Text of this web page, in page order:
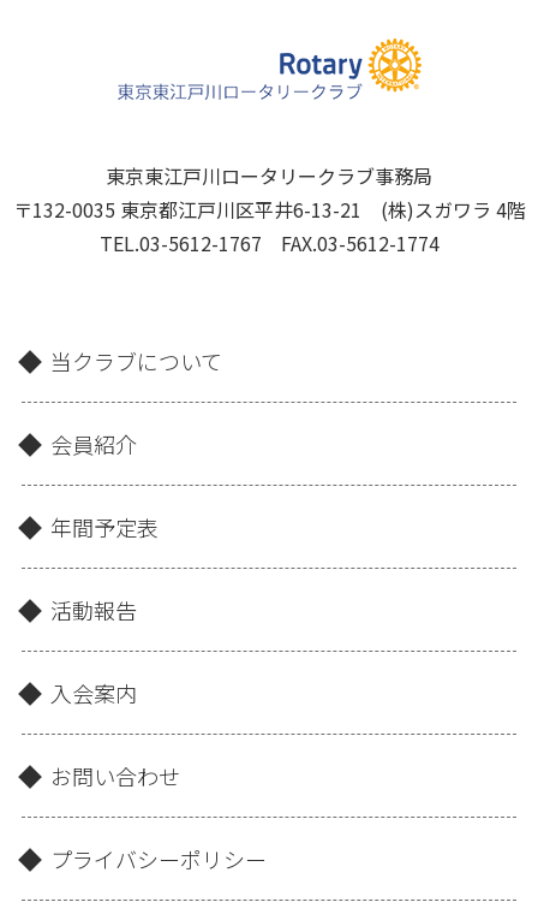
東京東江戸川ロータリークラブ事務局
〒132-0035 東京都江戸川区平井6-13-21 (株)スガワラ 4階
TEL.03-5612-1767 FAX.03-5612-1774
当クラブについて
会員紹介
年間予定表
活動報告
入会案内
お問い合わせ
プライバシーポリシー